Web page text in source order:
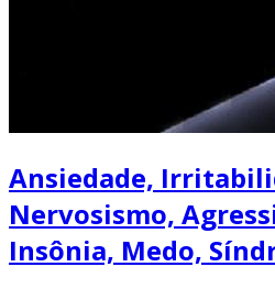
Ansiedade,
Nervosismo,
Insônia, Medo,